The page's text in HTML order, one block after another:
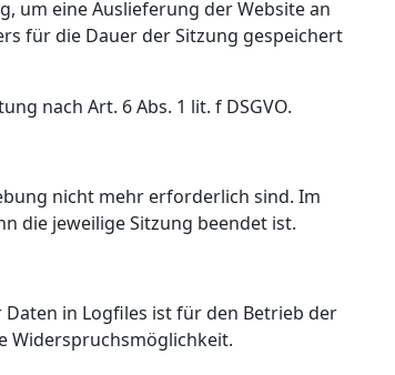
um eine Auslieferung der Website an
für die Dauer der Sitzung gespeichert
nach Art. 6 Abs. 1 lit. f DSGVO.
nicht mehr erforderlich sind. Im
die jeweilige Sitzung beendet ist.
in Logfiles ist für den Betrieb der
Widerspruchsmöglichkeit.